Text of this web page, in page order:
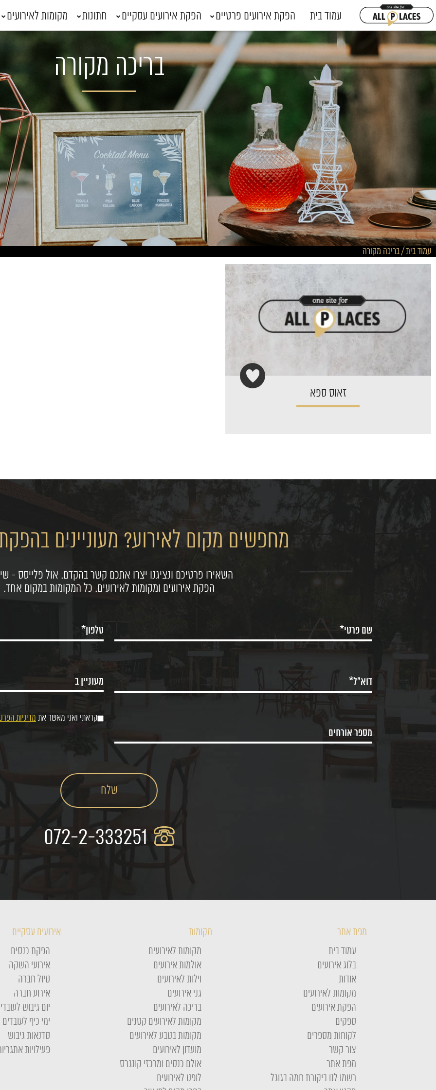
עמוד בית הפקת אירועים פרטיים הפקת אירועים עסקיים חתונות מקומות לאירועים
בריכה מקורה
עמוד בית/בריכה מקורה
זאוס ספא
מחפשים מקום לאירוע? מעוניינים
השאירו פרטיכם ונציגנו יצרו אתכם קשר בהקדם. אול פלייסס -
הפקת אירועים ומקומות לאירועים. כל המקומות במקום אחד.
קראתי ואני מאשר את מדיניות
מפת אתר
עמוד בית
בלוג אירועים
אודות
מקומות לאירועים
הפקת אירועים
ספקים
לקוחות מספרים
צור קשר
מפת אתר
רשמו לנו ביקורת חמה בגוגל
מקומות
מקומות לאירועים
אולמות אירועים
וילות לאירועים
גני אירועים
בריכה לאירועים
מקומות לאירועים קטנים
מקומות בטבע לאירועים
מועדון לאירועים
אולם כנסים ומרכזי קונגרס
לופט לאירועים
אירועים עסקיים
הפקת כנסים
אירועי השקה
טיול חברה
אירוע חברה
יום גיבוש
ימי כיף לעובדים
סדנאות גיבוש
פעילויות